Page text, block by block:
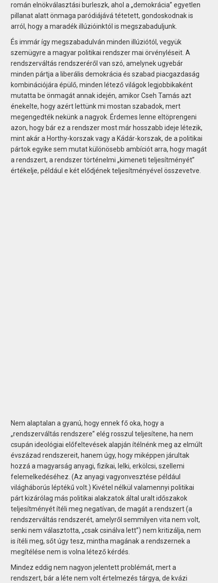
román elnökválasztási burleszk, ahol a „demokrácia” egyetlen
pillanat alatt önmaga paródiájává tétetett, gondoskodnak is
arról, hogy a maradék illúzióinktól is megszabaduljunk.
És immár így megszabadulván minden illúziótól, vegyük
szemügyre a magyar politikai rendszer mai örvényléseit. A
rendszerváltás rendszeréről van szó, amelynek ugyebár
minden pártja a liberális demokrácia és szabad piacgazdaság
kombinációjára épülő, minden létező világok legjobbikaként
mutatta be önmagát annak idején, amikor Cseh Tamás azt
énekelte, hogy azért lettünk mi mostan szabadok, mert
megengedték nekünk a nagyok. Érdemes lenne eltöprengeni
azon, hogy bár ez a rendszer most már hosszabb ideje létezik,
mint akár a Horthy-korszak vagy a Kádár-korszak, de a politikai
pártok egyike sem mutat különösebb ambíciót arra, hogy magát
a rendszert, a rendszer történelmi „kimeneti teljesítményét”
értékelje, például e két elődjének teljesítményével összevetve.
Nem alaptalan a gyanú, hogy ennek fő oka, hogy a
„rendszerváltás rendszere” elég rosszul teljesítene, ha nem
csupán ideológiai előfeltevések alapján ítélnénk meg az elmúlt
évszázad rendszereit, hanem úgy, hogy miképpen járultak
hozzá a magyarság anyagi, fizikai, lelki, erkölcsi, szellemi
felemelkedéséhez. (Az anyagi vagyonvesztése például
világháborús léptékű volt.) Kivétel nélkül valamennyi politikai
párt kizárólag más politikai alakzatok által uralt időszakok
teljesítményét ítéli meg negatívan, de magát a rendszert (a
rendszerváltás rendszerét, amelyről semmilyen vita nem volt,
senki nem választotta, „csak csinálva lett”) nem kritizálja, nem
is ítéli meg, sőt úgy tesz, mintha magának a rendszernek a
megítélése nem is volna létező kérdés.
Mindez eddig nem nagyon jelentett problémát, mert a
rendszert, bár a léte nem volt értelmezés tárgya, de kvázi